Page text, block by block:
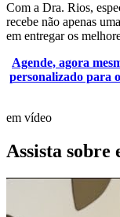
Com a Dra. Rios,
recebe não apenas
em entregar os
Agende, agora
personalizado para
em vídeo
Assista sobre